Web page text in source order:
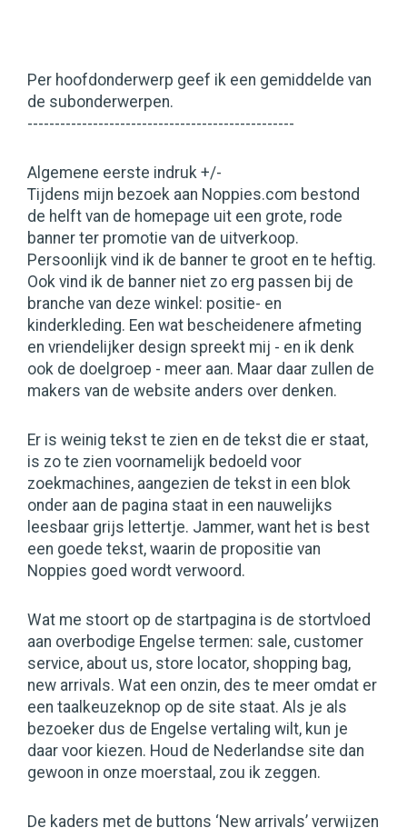
Per hoofdonderwerp geef ik een gemiddelde van
de subonderwerpen.
-------------------------------------------------
Algemene eerste indruk +/-
Tijdens mijn bezoek aan Noppies.com bestond
de helft van de homepage uit een grote, rode
banner ter promotie van de uitverkoop.
Persoonlijk vind ik de banner te groot en te heftig.
Ook vind ik de banner niet zo erg passen bij de
branche van deze winkel: positie- en
kinderkleding. Een wat bescheidenere afmeting
en vriendelijker design spreekt mij - en ik denk
ook de doelgroep - meer aan. Maar daar zullen de
makers van de website anders over denken.
Er is weinig tekst te zien en de tekst die er staat,
is zo te zien voornamelijk bedoeld voor
zoekmachines, aangezien de tekst in een blok
onder aan de pagina staat in een nauwelijks
leesbaar grijs lettertje. Jammer, want het is best
een goede tekst, waarin de propositie van
Noppies goed wordt verwoord.
Wat me stoort op de startpagina is de stortvloed
aan overbodige Engelse termen: sale, customer
service, about us, store locator, shopping bag,
new arrivals. Wat een onzin, des te meer omdat er
een taalkeuzeknop op de site staat. Als je als
bezoeker dus de Engelse vertaling wilt, kun je
daar voor kiezen. Houd de Nederlandse site dan
gewoon in onze moerstaal, zou ik zeggen.
De kaders met de buttons ‘New arrivals’ verwijzen